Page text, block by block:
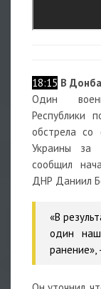
18:15 В
Один
Республики
обстрела со
Украины за
сообщил
ДНР Даниил
«В
один
ранение»,